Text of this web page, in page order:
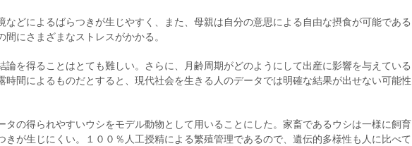
などによるばらつきが生じやすく、また、母親は自分の意思による自由な摂食が可能である
にさまざまなストレスがかかる。
論を得ることはとても難しい。さらに、月齢周期がどのようにして出産に影響を与えている
間によるものだとすると、現代社会を生きる人のデータでは明確な結果が出せない可能性
タの得られやすいウシをモデル動物として用いることにした。家畜であるウシは一様に飼育
が生じにくい。１００％人工授精による繁殖管理であるので、遺伝的多様性も人に比べて